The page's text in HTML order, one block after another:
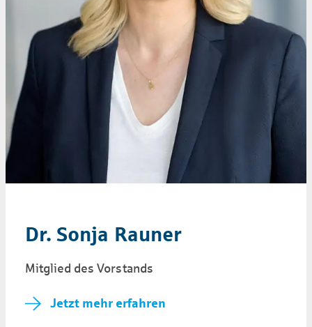
Dr. Sonja Rauner
Mitglied des Vorstands
Jetzt mehr erfahren